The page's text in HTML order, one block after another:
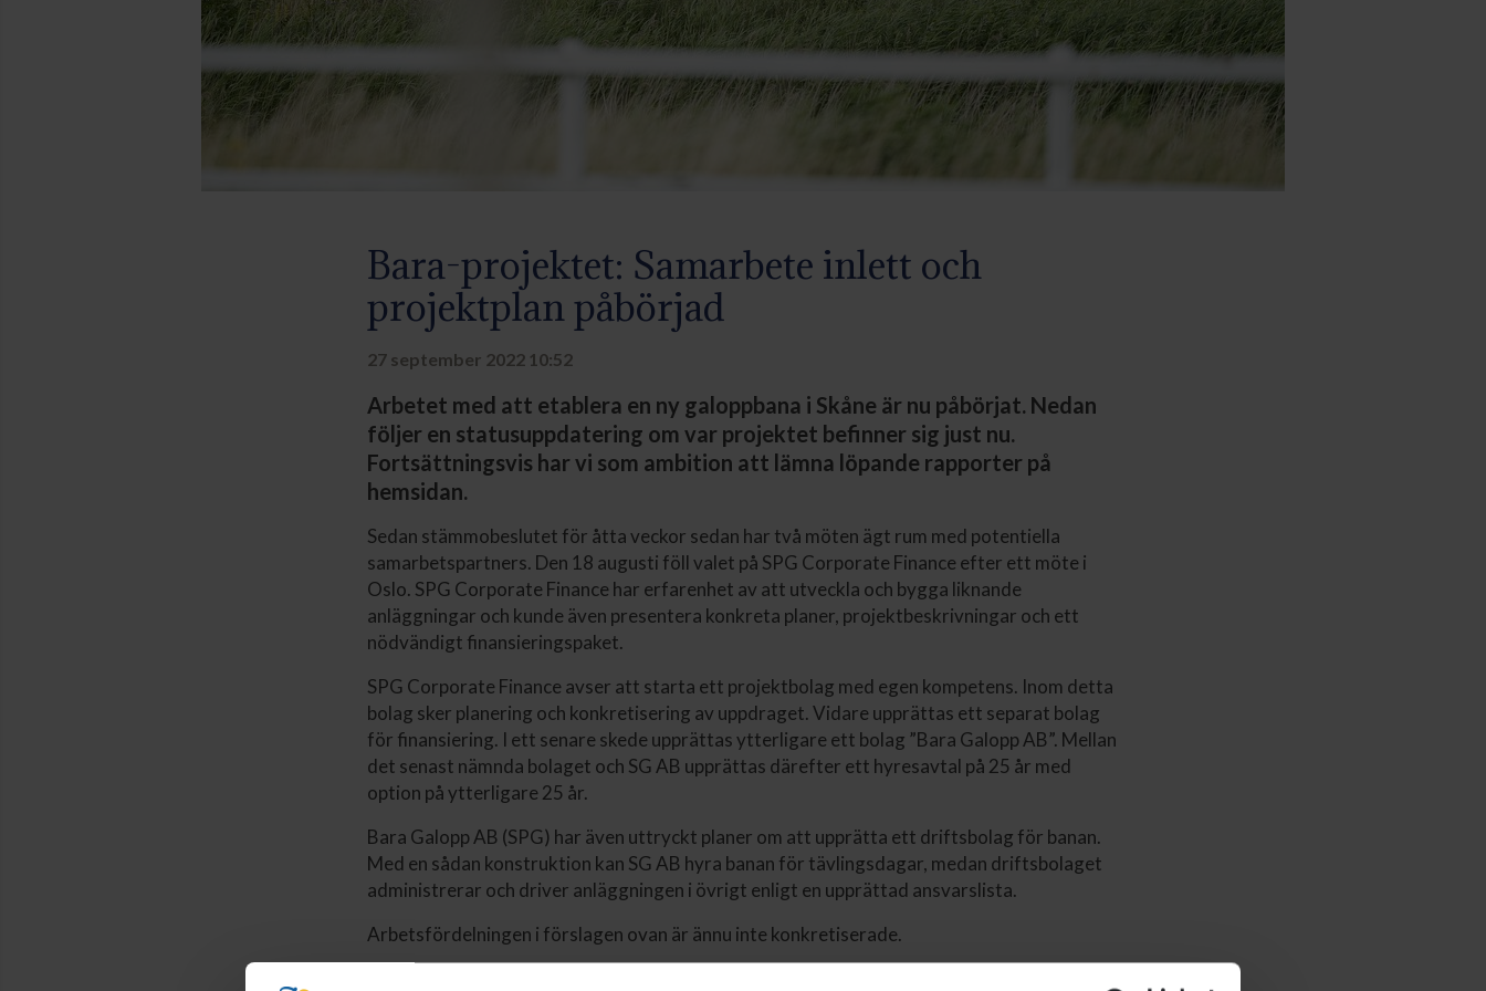
Bara-projektet: Samarbete inlett och
projektplan påbörjad
27 september 2022 10:52
Arbetet med att etablera en ny galoppbana i Skåne är nu påbörjat. Nedan
följer en statusuppdatering om var projektet befinner sig just nu.
Fortsättningsvis har vi som ambition att lämna löpande rapporter på
hemsidan.
Sedan stämmobeslutet för åtta veckor sedan har två möten ägt rum med potentiella
samarbetspartners. Den 18 augusti föll valet på SPG Corporate Finance efter ett möte i
Oslo. SPG Corporate Finance har erfarenhet av att utveckla och bygga liknande
anläggningar och kunde även presentera konkreta planer, projektbeskrivningar och ett
nödvändigt finansieringspaket.
SPG Corporate Finance avser att starta ett projektbolag med egen kompetens. Inom detta
bolag sker planering och konkretisering av uppdraget. Vidare upprättas ett separat bolag
för finansiering. I ett senare skede upprättas ytterligare ett bolag ”Bara Galopp AB”. Mellan
det senast nämnda bolaget och SG AB upprättas därefter ett hyresavtal på 25 år med
option på ytterligare 25 år.
Bara Galopp AB (SPG) har även uttryckt planer om att upprätta ett driftsbolag för banan.
Med en sådan konstruktion kan SG AB hyra banan för tävlingsdagar, medan driftsbolaget
administrerar och driver anläggningen i övrigt enligt en upprättad ansvarslista.
Arbetsfördelningen i förslagen ovan är ännu inte konkretiserade.